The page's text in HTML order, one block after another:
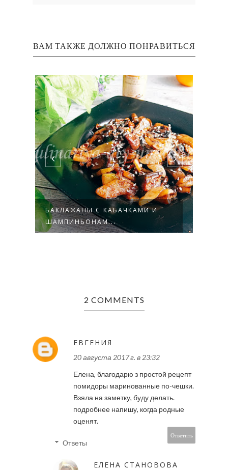
ВАМ ТАКЖЕ ДОЛЖНО ПОНРАВИТЬСЯ
БАКЛАЖАНЫ С КАБАЧКАМИ И
ШАМПИНЬОНАМ...
2 COMMENTS
ЕВГЕНИЯ
20 августа 2017 г. в 23:32
Елена, благодарю з простой рецепт
помидоры маринованные по-чешки.
Взяла на заметку, буду делать.
подробнее напишу, когда родные
оценят.
Ответить
Ответы
ЕЛЕНА СТАНОВОВА